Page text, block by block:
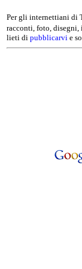
Per gli internettiani di
racconti, foto,
lieti di pubblicarvi e